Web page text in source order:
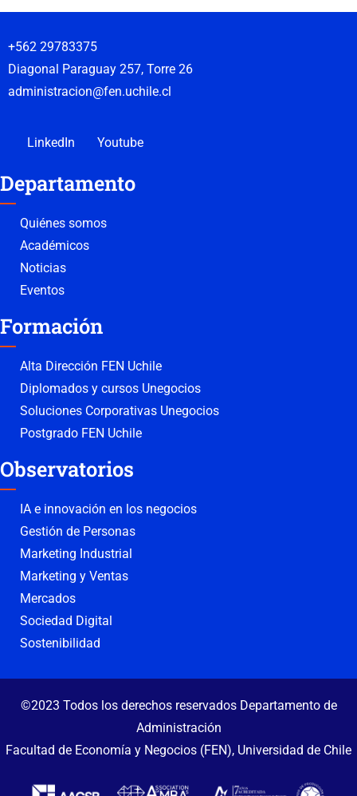
+562 29783375
Diagonal Paraguay 257, Torre 26
administracion@fen.uchile.cl
LinkedIn Youtube
Departamento
Quiénes somos
Académicos
Noticias
Eventos
Formación
Alta Dirección FEN Uchile
Diplomados y cursos Unegocios
Soluciones Corporativas Unegocios
Postgrado FEN Uchile
Observatorios
IA e innovación en los negocios
Gestión de Personas
Marketing Industrial
Marketing y Ventas
Mercados
Sociedad Digital
Sostenibilidad
©2023 Todos los derechos reservados Departamento de
Administración
Facultad de Economía y Negocios (FEN), Universidad de Chile